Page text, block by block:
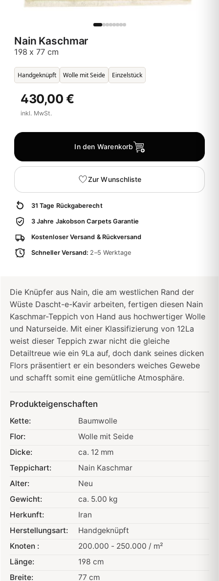
Nain Kaschmar
198 x 77 cm
Handgeknüpft Wolle mit Seide Einzelstück
430,00 €
inkl. MwSt.
In den Warenkorb
Zur Wunschliste
31 Tage Rückgaberecht
3 Jahre Jakobson Carpets Garantie
Kostenloser Versand & Rückversand
Schneller Versand: 2–5 Werktage
Die Knüpfer aus Nain, die am westlichen Rand der
Wüste Dascht-e-Kavir arbeiten, fertigen diesen Nain
Kaschmar-Teppich von Hand aus hochwertiger Wolle
und Naturseide. Mit einer Klassifizierung von 12La
weist dieser Teppich zwar nicht die gleiche
Detailtreue wie ein 9La auf, doch dank seines dicken
Flors präsentiert er ein besonders weiches Gewebe
und schafft somit eine gemütliche Atmosphäre.
Produkteigenschaften
Kette:
Baumwolle
Flor:
Wolle mit Seide
Dicke:
ca. 12 mm
Teppichart:
Nain Kaschmar
Alter:
Neu
Gewicht:
ca. 5.00 kg
Herkunft:
Iran
Herstellungsart:
Handgeknüpft
Knoten :
200.000 - 250.000 / m²
Länge:
198 cm
Breite:
77 cm